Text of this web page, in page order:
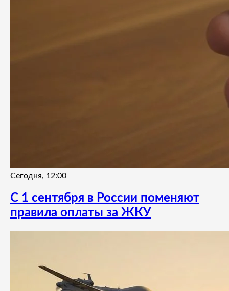
Сегодня, 12:00
С 1 сентября в России поменяют
правила оплаты за ЖКУ